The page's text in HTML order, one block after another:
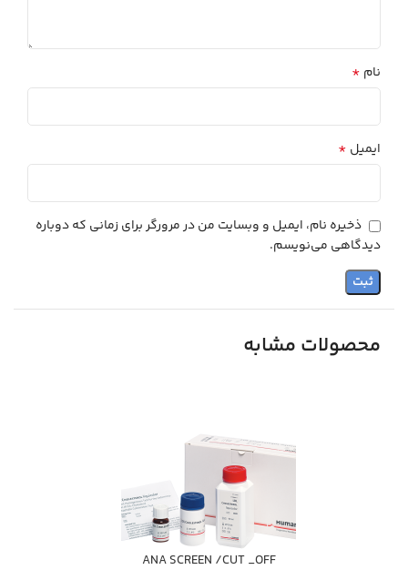
نام *
ایمیل *
ذخیره نام، ایمیل و وبسایت من در مرورگر برای زمانی که دوباره
دیدگاهی می‌نویسم.
محصولات مشابه
ANA SCREEN /CUT _OFF